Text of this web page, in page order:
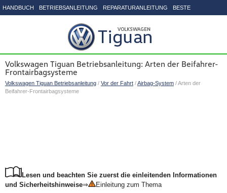
HANDBUCH BETRIEBSANLEITUNG REPARATURANLEITUNG BESTE
Volkswagen Tiguan Betriebsanleitung: Arten der Beifahrer-
Frontairbagsysteme
Volkswagen Tiguan Betriebsanleitung / Vor der Fahrt /Airbag-System / Arten der
Beifahrer-Frontairbagsysteme
Lesen und beachten Sie zuerst die einleitenden Informationen
und Sicherheitshinweise⇒ Einleitung zum Thema